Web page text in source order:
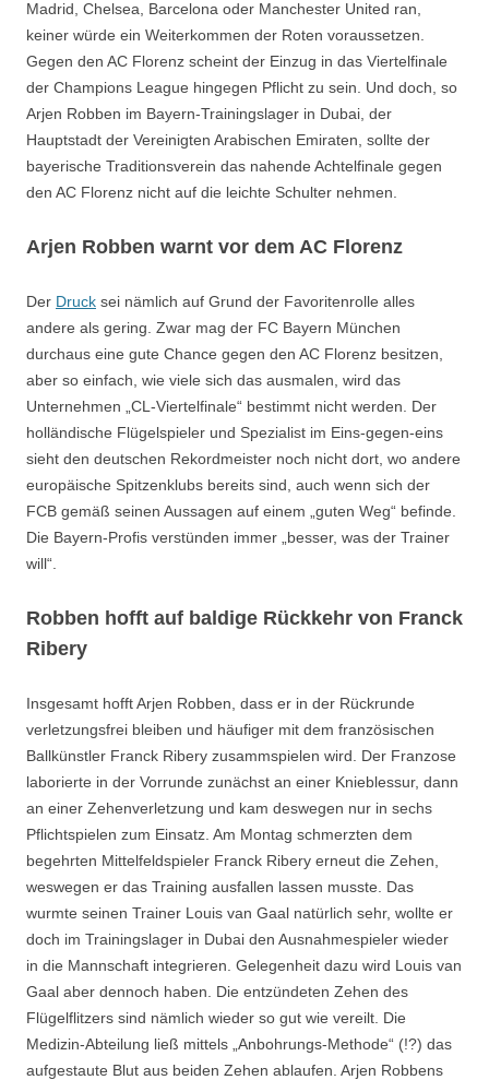
Madrid, Chelsea, Barcelona oder Manchester United ran,
keiner würde ein Weiterkommen der Roten voraussetzen.
Gegen den AC Florenz scheint der Einzug in das Viertelfinale
der Champions League hingegen Pflicht zu sein. Und doch, so
Arjen Robben im Bayern-Trainingslager in Dubai, der
Hauptstadt der Vereinigten Arabischen Emiraten, sollte der
bayerische Traditionsverein das nahende Achtelfinale gegen
den AC Florenz nicht auf die leichte Schulter nehmen.
Arjen Robben warnt vor dem AC Florenz
Der Druck sei nämlich auf Grund der Favoritenrolle alles
andere als gering. Zwar mag der FC Bayern München
durchaus eine gute Chance gegen den AC Florenz besitzen,
aber so einfach, wie viele sich das ausmalen, wird das
Unternehmen „CL-Viertelfinale“ bestimmt nicht werden. Der
holländische Flügelspieler und Spezialist im Eins-gegen-eins
sieht den deutschen Rekordmeister noch nicht dort, wo andere
europäische Spitzenklubs bereits sind, auch wenn sich der
FCB gemäß seinen Aussagen auf einem „guten Weg“ befinde.
Die Bayern-Profis verstünden immer „besser, was der Trainer
will“.
Robben hofft auf baldige Rückkehr von Franck
Ribery
Insgesamt hofft Arjen Robben, dass er in der Rückrunde
verletzungsfrei bleiben und häufiger mit dem französischen
Ballkünstler Franck Ribery zusammspielen wird. Der Franzose
laborierte in der Vorrunde zunächst an einer Knieblessur, dann
an einer Zehenverletzung und kam deswegen nur in sechs
Pflichtspielen zum Einsatz. Am Montag schmerzten dem
begehrten Mittelfeldspieler Franck Ribery erneut die Zehen,
weswegen er das Training ausfallen lassen musste. Das
wurmte seinen Trainer Louis van Gaal natürlich sehr, wollte er
doch im Trainingslager in Dubai den Ausnahmespieler wieder
in die Mannschaft integrieren. Gelegenheit dazu wird Louis van
Gaal aber dennoch haben. Die entzündeten Zehen des
Flügelflitzers sind nämlich wieder so gut wie vereilt. Die
Medizin-Abteilung ließ mittels „Anbohrungs-Methode“ (!?) das
aufgestaute Blut aus beiden Zehen ablaufen. Arjen Robbens